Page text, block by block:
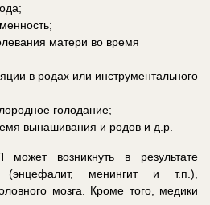
матери во время
в родах или инструментального
голодание;
вынашивания и родов и д.р.
возникнуть в результате
(энцефалит, менингит и т.п.),
мозга. Кроме того, медики